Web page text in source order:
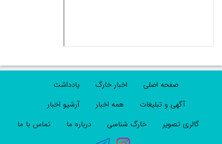
صفحه اصلی اخبار خارگ
یادداشت
آگهی و تبلیغات
همه اخبار
آرشیو اخبار
گالری تصویر
خارگ شناسی درباره ما تماس با ما